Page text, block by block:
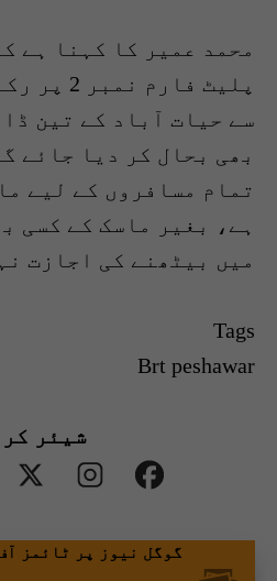
محمد عمیر کا کہنا ہے
سے حیات آباد کے تین
بھی بحال کر دیا جائے
تمام مسافروں کے لیے
ہے، بغیر ماسک کے کسی
میں بیٹھنے کی اجازت
Tags
Brt peshawar
شیئر
گوگل نیوز پر ٹائمز